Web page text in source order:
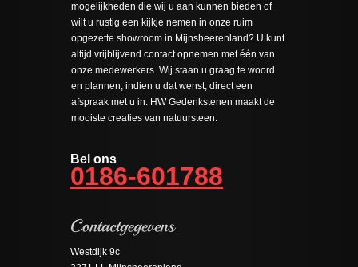
mogelijkheden die wij u aan kunnen bieden of
wilt u rustig een kijkje nemen in onze ruim
opgezette showroom in Mijnsheerenland? U kunt
altijd vrijblijvend contact opnemen met één van
onze medewerkers. Wij staan u graag te woord
en plannen, indien u dat wenst, direct een
afspraak met u in. HW Gedenkstenen maakt de
mooiste creaties van natuursteen.
Bel ons
0186-601788
Westdijk 9c